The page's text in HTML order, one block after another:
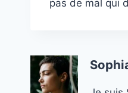
pas de mal qui